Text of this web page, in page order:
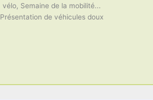
vélo, Semaine de la mobilité...
Présentation de véhicules doux